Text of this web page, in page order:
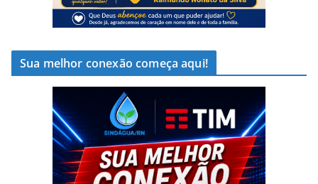
Sua melhor conexão começa aqui!